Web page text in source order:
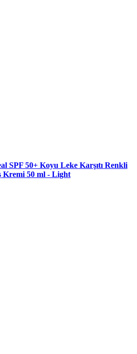
SPF 50+ Koyu Leke Karşıtı Renkli
Kremi 50 ml - Light